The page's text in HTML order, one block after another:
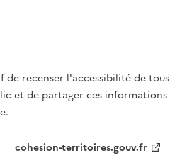
de recenser l'accessibilité de tous
et de partager ces informations
cohesion-territoires.gouv.fr